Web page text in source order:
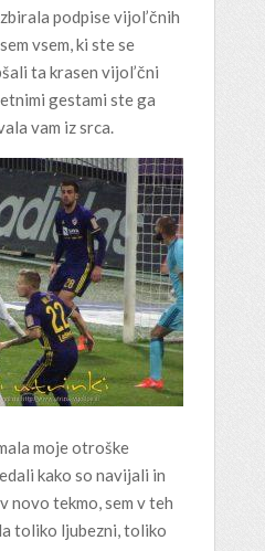
podpise vijol’čnih
vsem, ki ste se
ta krasen vijol’čni
gestami ste ga
vam iz srca.
moje otroške
kako so navijali in
novo tekmo, sem v teh
toliko ljubezni, toliko